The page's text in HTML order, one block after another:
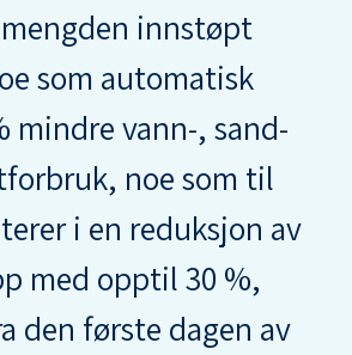
innstøpt
som automatisk
mindre vann-, sand-
noe som til
i en reduksjon av
med opptil 30 %,
den første dagen av